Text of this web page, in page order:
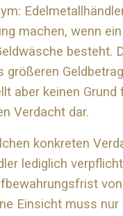
machen, wenn
besteht.
größeren
aber keinen Grund
Verdacht dar.
konkreten
lediglich
Einsicht muss nur